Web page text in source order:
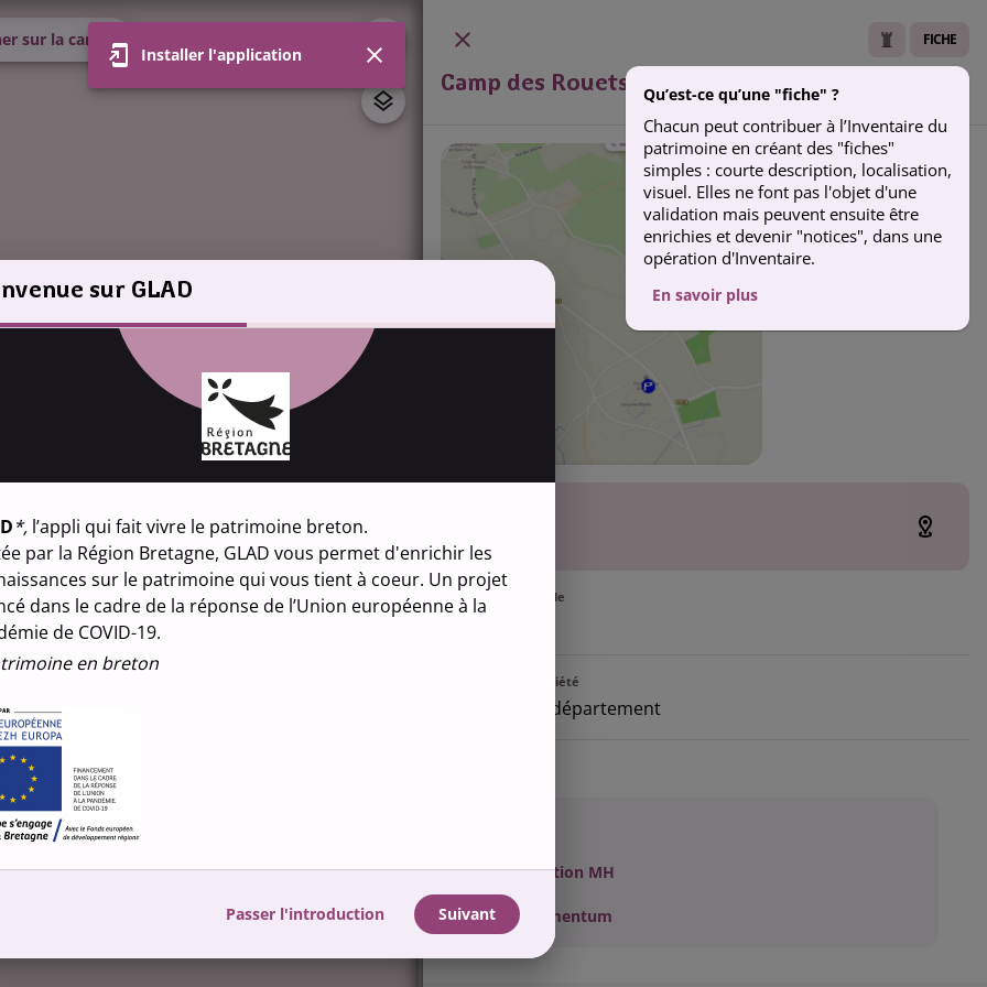
GLAD utilise des cookies essentiels nécessaires à son bon
fonctionnement, qui ne peuvent être refusés. Si, en outre, vous
sur la carte FICHE
Camp des Rouets - Mohon -
Mohon
Désignation actuelle
Nature de la propriété
propriété du département
inscription MH
Monumentum
Installer l'application
sur GLAD
*, l’appli qui fait vivre le patrimoine breton.
par la Région Bretagne, GLAD vous permet d'enrichir les
sur le patrimoine qui vous tient à coeur. Un projet
dans le cadre de la réponse de l’Union européenne à la
de COVID-19.
en breton
Passer l'introduction Suivant
Qu’est-ce qu’une "fiche" ?
Chacun peut contribuer à l’Inventaire du
patrimoine en créant des "fiches"
simples : courte description, localisation,
visuel. Elles ne font pas l'objet d'une
validation mais peuvent ensuite être
enrichies et devenir "notices", dans une
opération d'Inventaire.
En savoir plus